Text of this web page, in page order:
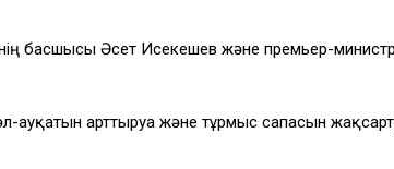
басшысы Әсет Исекешев және премьер-
арттыруға және тұрмыс сапасын